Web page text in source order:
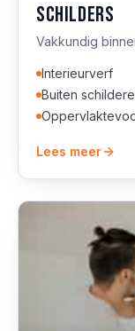
Schilders
Vakkundig
Interieurverf
Buiten
Lees meer